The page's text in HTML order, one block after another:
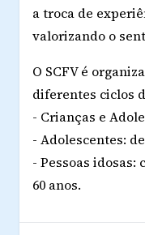
a troca de
valorizando o
O SCFV é
diferentes ciclos
- Crianças e
- Adolescentes:
- Pessoas
60 anos.